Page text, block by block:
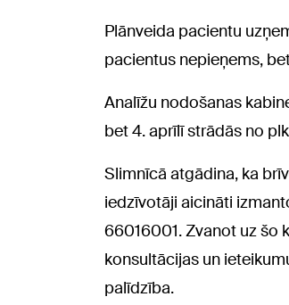
Plānveida pacientu
pacientus nepieņems,
Analīžu nodošanas
bet 4. aprīlī strādās no
Slimnīcā atgādina, ka
iedzīvotāji aicināti
66016001. Zvanot uz šo
konsultācijas un
palīdzība.